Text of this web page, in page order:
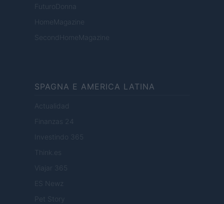
FuturoDonna
HomeMagazine
SecondHomeMagazine
SPAGNA E AMERICA LATINA
Actualidad
Finanzas 24
Investindo 365
Think.es
Viajar 365
ES Newz
Pet Story